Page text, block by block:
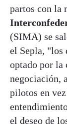
partos con la
(SIMA) se
el Sepla, "los
optado por la
negociación,
pilotos en
el deseo de